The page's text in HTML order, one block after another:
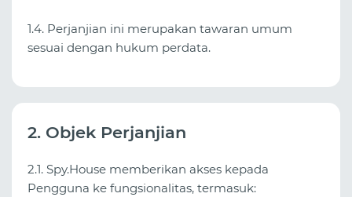
1.4. Perjanjian ini merupakan tawaran umum
sesuai dengan hukum perdata.
2. Objek Perjanjian
2.1. Spy.House memberikan akses kepada
Pengguna ke fungsionalitas, termasuk: